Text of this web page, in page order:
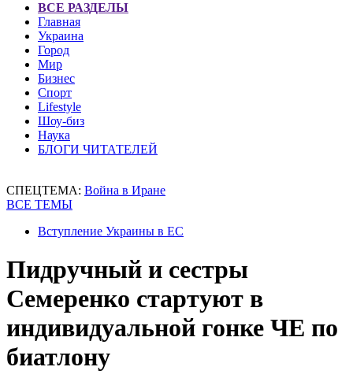
ВСЕ РАЗДЕЛЫ
Главная
Украина
Город
Мир
Бизнес
Спорт
Lifestyle
Шоу-биз
Наука
БЛОГИ ЧИТАТЕЛЕЙ
СПЕЦТЕМА: Война в Иране
ВСЕ ТЕМЫ
Вступление Украины в ЕС
Пидручный и сестры
Семеренко стартуют в
индивидуальной гонке ЧЕ по
биатлону